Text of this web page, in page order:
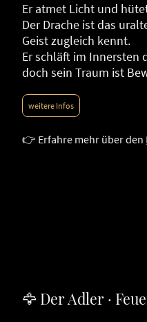
Er atmet Licht und
Der Drache ist das
Geist zugleich kennt.
Er schläft im Innersten
doch sein Traum ist
weitere Infos
👉 Erfahre mehr über den
🦅 Der Adler ·